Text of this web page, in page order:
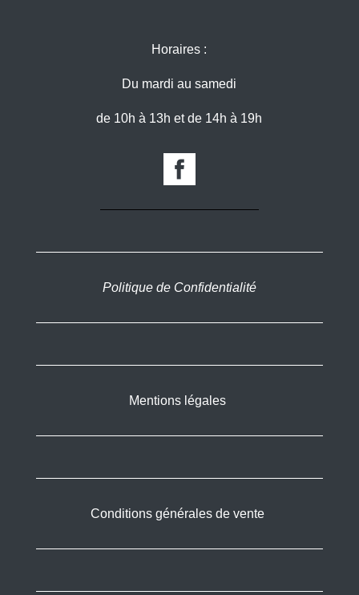
Horaires :
Du mardi au samedi
de 10h à 13h et de 14h à 19h
Politique de Confidentialité
Mentions légales
Conditions générales de vente